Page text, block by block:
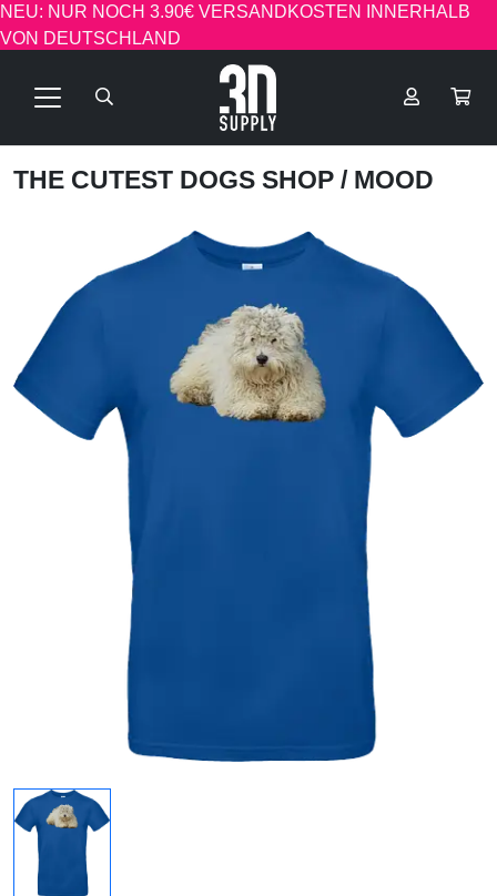
NEU: NUR NOCH 3.90€ VERSANDKOSTEN INNERHALB
VON DEUTSCHLAND
THE CUTEST DOGS SHOP / MOOD